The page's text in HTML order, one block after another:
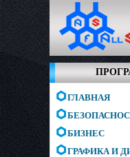
ГЛАВНАЯ
БИЗНЕС
ГРАФИКА И